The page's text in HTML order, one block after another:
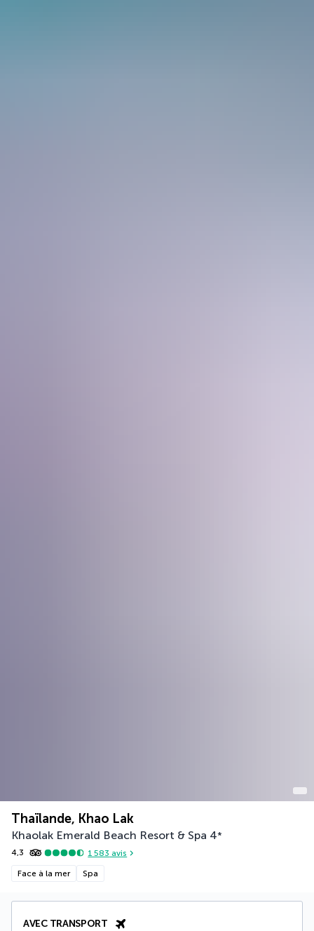
Thaïlande, Khao Lak
Khaolak Emerald Beach Resort & Spa 4*
4,3 1 583 avis
Face à la mer Spa
AVEC TRANSPORT